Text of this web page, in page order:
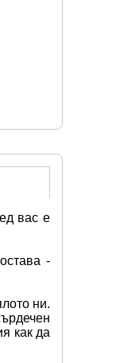
вас е
-
ни.
как да